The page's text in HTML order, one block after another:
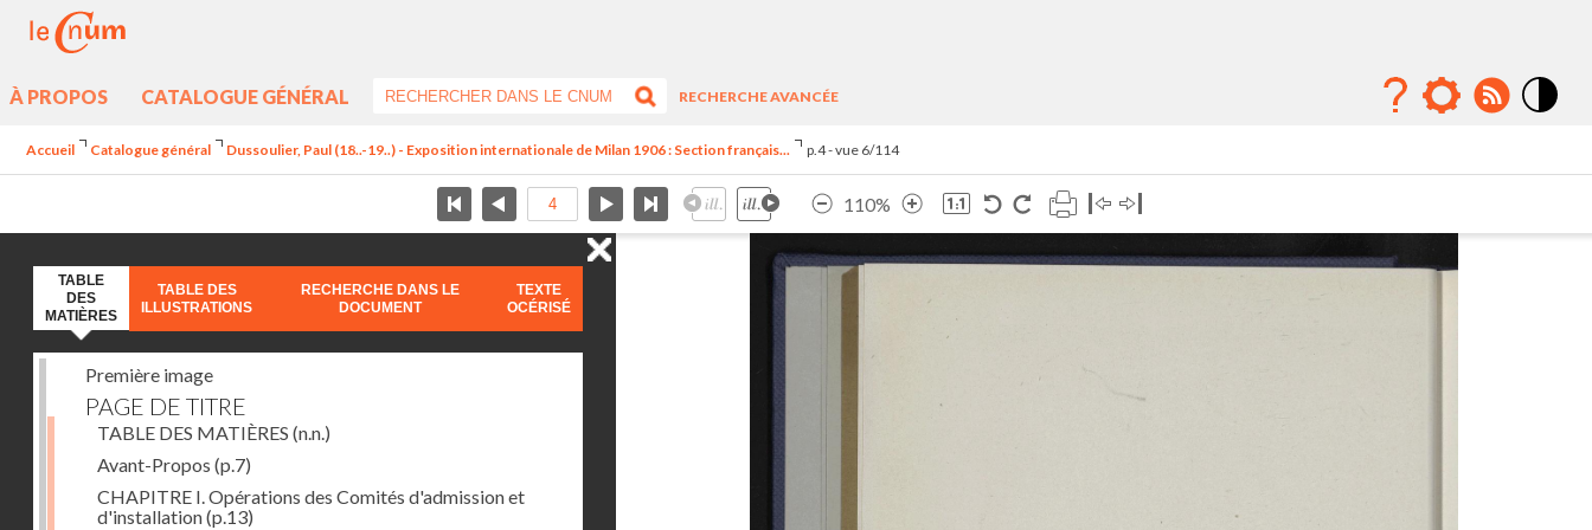
À PROPOS CATALOGUE GÉNÉRAL
RECHERCHE AVANCÉE
Accueil Catalogue général Dussoulier, Paul (18..-19..) - Exposition internationale de Milan 1906 : Section français... p.4 - vue 6/114
110%
TABLE
DES
MATIÈRES
TABLE DES
ILLUSTRATIONS
RECHERCHE DANS LE
DOCUMENT
TEXTE
OCÉRISÉ
Première image
PAGE DE TITRE
TABLE DES MATIÈRES (n.n.)
Avant-Propos (p.7)
CHAPITRE I. Opérations des Comités d'admission et
d'installation(p.13)